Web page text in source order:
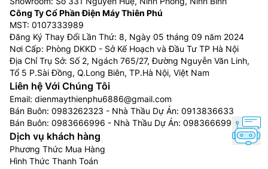
Công Ty Cổ Phần Điện Máy Thiên Phú
MST: 0107333989
Đăng Ký Thay Đổi Lần Thứ: 8, Ngày 05 tháng 09 năm 2024
Nơi Cấp: Phòng DKKD - Sở Kế Hoạch và Đầu Tư TP Hà Nội
Địa Chỉ Trụ Sở: Số 2, Ngách 765/27, Đường Nguyễn Văn Linh,
Tổ 5 P.Sài Đồng, Q.Long Biên, TP.Hà Nội, Việt Nam
Liên hệ Với Chúng Tôi
Email: dienmaythienphu6886@gmail.com
Bán Buôn: 0983262323 - Nhà Thầu Dự Án: 0913836633
Bán Buôn: 0983666996 - Nhà Thầu Dự Án: 0983666996
Dịch vụ khách hàng
Phương Thức Mua Hàng
Hình Thức Thanh Toán